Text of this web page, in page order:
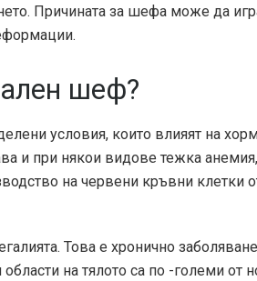
Причината за шефа може да
шеф?
условия, които влияят на
и при някои видове тежка
на червени кръвни клетки
Това е хронично
на тялото са по -големи от